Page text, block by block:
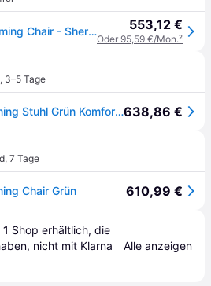
Corsair TC500 LUXE Gaming Chair - Sherwood (CF-9010068-WW) 553,12 €
Oder 95,59 €/Mon.²
, 3–5 Tage
Corsair Tc500 Luxe Gaming Stuhl Grün Komfortabel638,86 €
, 7 Tage
Chair Grün 610,99 €
1 Shop erhältlich, die
nicht mit Klarna
Alle anzeigen